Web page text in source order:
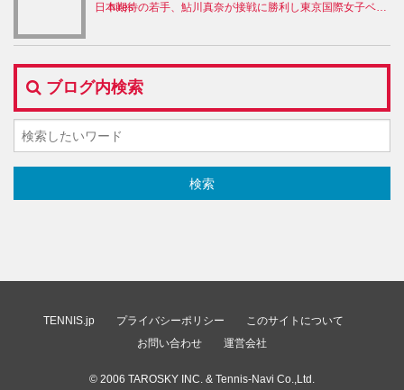
日本期待の若手、鮎川真奈が接戦に勝利し東京国際女子ベスト8
ブログ内検索
TENNIS.jp プライバシーポリシー
このサイトについて
お問い合わせ
運営会社
© 2006 TAROSKY INC. & Tennis-Navi Co.,Ltd.